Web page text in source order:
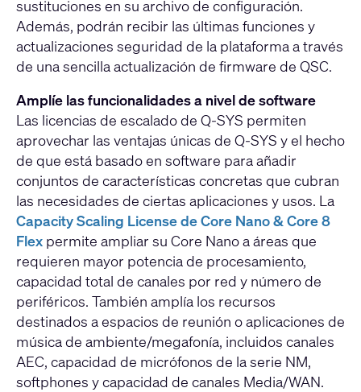
sustituciones en su archivo de configuración.
Además, podrán recibir las últimas funciones y
actualizaciones seguridad de la plataforma a través
de una sencilla actualización de firmware de QSC.
Amplíe las funcionalidades a nivel de software
Las licencias de escalado de Q-SYS permiten
aprovechar las ventajas únicas de Q-SYS y el hecho
de que está basado en software para añadir
conjuntos de características concretas que cubran
las necesidades de ciertas aplicaciones y usos. La
Capacity Scaling License de Core Nano & Core 8
Flex permite ampliar su Core Nano a áreas que
requieren mayor potencia de procesamiento,
capacidad total de canales por red y número de
periféricos. También amplía los recursos
destinados a espacios de reunión o aplicaciones de
música de ambiente/megafonía, incluidos canales
AEC, capacidad de micrófonos de la serie NM,
softphones y capacidad de canales Media/WAN.